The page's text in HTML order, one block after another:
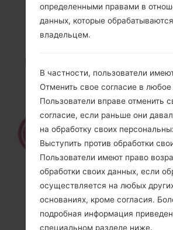
How to Factory Reset through
M200E?
определенными правами в
данных, которые обрабатываются
владельцем.
В частности, пользователи
Отменить свое согласие в
Пользователи вправе отменить
согласие, если раньше они
на обработку своих
Выступить против обработки
Пользователи имеют право
обработки своих данных, если
осуществляется на любых
основаниях, кроме согласия.
подробная информация
специальном разделе ниже.